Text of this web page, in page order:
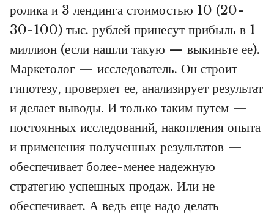
ролика и 3 лендинга стоимостью 10 (20-
30-100) тыс. рублей принесут прибыль в 1
миллион (если нашли такую — выкиньте ее).
Маркетолог — исследователь. Он строит
гипотезу, проверяет ее, анализирует результат
и делает выводы. И только таким путем —
постоянных исследований, накопления опыта
и применения полученных результатов —
обеспечивает более-менее надежную
стратегию успешных продаж. Или не
обеспечивает. А ведь еще надо делать